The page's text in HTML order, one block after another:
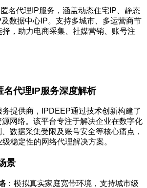
名代理IP服务，涵盖动态住宅IP、静态
数据中心IP。支持多城市、多运营商节
，助力电商采集、社媒营销、账号注
名代理IP服务深度解析
提供商，IPDEEP通过技术创新构建了
网络。该平台专注于解决企业在数字化
数据采集受限及账号安全等核心痛点，
稳定性的网络代理解决方案。
景
：模拟真实家庭宽带环境，支持城市级